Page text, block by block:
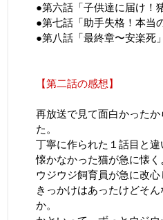
●第六話「子供達に届け！
●第七話「助手失格！本当
●第八話「最終章〜安楽死
【第二話の感想】
再放送で見て面白かった
た。
丁寧に作られた１話目と違
懐かなかった猫が急に懐く
ウジウジ飼育員が急に改心
きっかけはあったけどそ
か。